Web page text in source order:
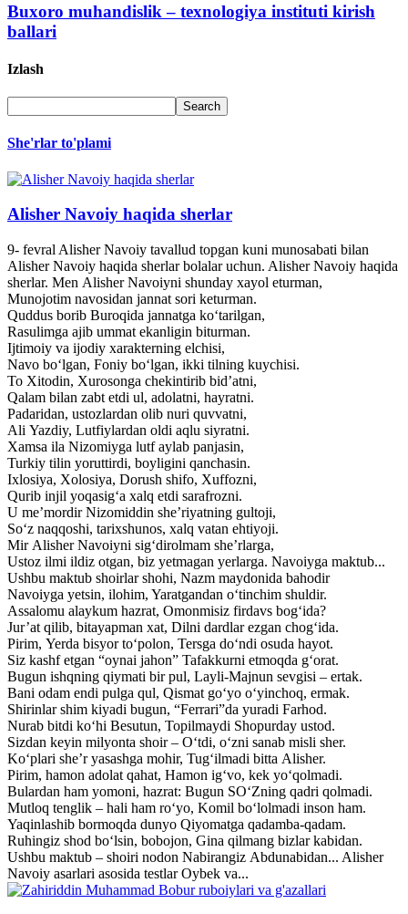
Buxoro muhandislik – texnologiya instituti kirish
ballari
Izlash
She'rlar to'plami
Alisher Navoiy haqida sherlar
9- fevral Alisher Navoiy tavallud topgan kuni munosabati bilan
Alisher Navoiy haqida sherlar bolalar uchun. Alisher Navoiy haqida
sherlar. Men Alisher Navoiyni shunday xayol eturman,
Munojotim navosidan jannat sori keturman.
Quddus borib Buroqida jannatga ko‘tarilgan,
Rasulimga ajib ummat ekanligin biturman.
Ijtimoiy va ijodiy xarakterning elchisi,
Navo bo‘lgan, Foniy bo‘lgan, ikki tilning kuychisi.
To Xitodin, Xurosonga chekintirib bid’atni,
Qalam bilan zabt etdi ul, adolatni, hayratni.
Padaridan, ustozlardan olib nuri quvvatni,
Ali Yazdiy, Lutfiylardan oldi aqlu siyratni.
Xamsa ila Nizomiyga lutf aylab panjasin,
Turkiy tilin yoruttirdi, boyligini qanchasin.
Ixlosiya, Xolosiya, Dorush shifo, Xuffozni,
Qurib injil yoqasig‘a xalq etdi sarafrozni.
U me’mordir Nizomiddin she’riyatning gultoji,
So‘z naqqoshi, tarixshunos, xalq vatan ehtiyoji.
Mir Alisher Navoiyni sig‘dirolmam she’rlarga,
Ustoz ilmi ildiz otgan, biz yetmagan yerlarga. Navoiyga maktub...
Ushbu maktub shoirlar shohi, Nazm maydonida bahodir
Navoiyga yetsin, ilohim, Yaratgandan o‘tinchim shuldir.
Assalomu alaykum hazrat, Omonmisiz firdavs bog‘ida?
Jur’at qilib, bitayapman xat, Dilni dardlar ezgan chog‘ida.
Pirim, Yerda bisyor to‘polon, Tersga do‘ndi osuda hayot.
Siz kashf etgan “oynai jahon” Tafakkurni etmoqda g‘orat.
Bugun ishqning qiymati bir pul, Layli-Majnun sevgisi – ertak.
Bani odam endi pulga qul, Qismat go‘yo o‘yinchoq, ermak.
Shirinlar shim kiyadi bugun, “Ferrari”da yuradi Farhod.
Nurab bitdi ko‘hi Besutun, Topilmaydi Shopurday ustod.
Sizdan keyin milyonta shoir – O‘tdi, o‘zni sanab misli sher.
Ko‘plari she’r yasashga mohir, Tug‘ilmadi bitta Alisher.
Pirim, hamon adolat qahat, Hamon ig‘vo, kek yo‘qolmadi.
Bulardan ham yomoni, hazrat: Bugun SO‘Zning qadri qolmadi.
Mutloq tenglik – hali ham ro‘yo, Komil bo‘lolmadi inson ham.
Yaqinlashib bormoqda dunyo Qiyomatga qadamba-qadam.
Ruhingiz shod bo‘lsin, bobojon, Gina qilmang bizlar kabidan.
Ushbu maktub – shoiri nodon Nabirangiz Abdunabidan... Alisher
Navoiy asarlari asosida testlar Oybek va...